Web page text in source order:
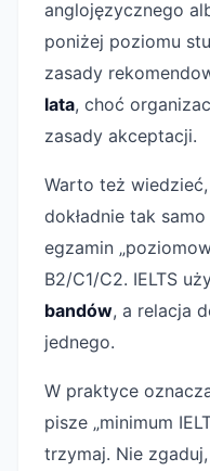
anglojęzycznego
poniżej poziomu
zasady
lata, choć
zasady akceptacji.
Warto też wiedzieć,
dokładnie tak
egzamin
B2/C1/C2. IELTS
bandów, a relacja
jednego.
W praktyce
pisze „minimum
trzymaj. Nie